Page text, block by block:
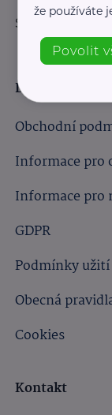
Sledujte nás:
Důležité odkazy
Obchodní
Informace pro
Informace pro
GDPR
Podmínky
Obecná
Cookies
Kontakt
že používáte
Povolit